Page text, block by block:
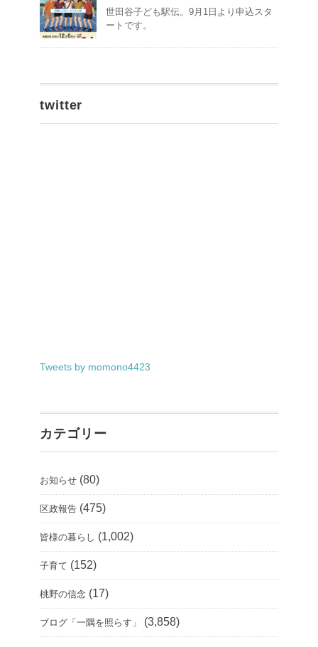
世田谷子ども駅伝。9月1日より申込スタ
ートです。
twitter
Tweets by momono4423
カテゴリー
お知らせ (80)
区政報告 (475)
皆様の暮らし (1,002)
子育て (152)
桃野の信念 (17)
ブログ「一隅を照らす」 (3,858)